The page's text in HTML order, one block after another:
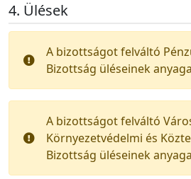
Ülések
A bizottságot felváltó
Bizottság üléseinek
A bizottságot felváltó
Környezetvédelmi és
Bizottság üléseinek